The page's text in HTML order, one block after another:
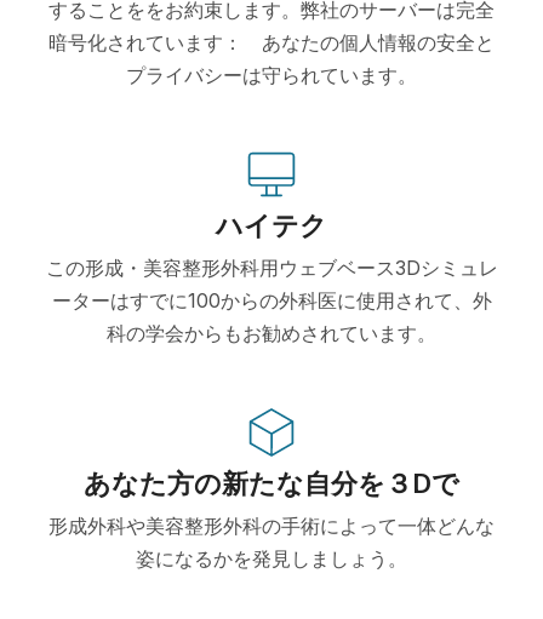
することををお約束します。弊社のサーバーは完全
暗号化されています： あなたの個人情報の安全と
プライバシーは守られています。
ハイテク
この形成・美容整形外科用ウェブベース3Dシミュレ
ーターはすでに100からの外科医に使用されて、外
科の学会からもお勧めされています。
あなた方の新たな自分を３Dで
形成外科や美容整形外科の手術によって一体どんな
姿になるかを発見しましょう。